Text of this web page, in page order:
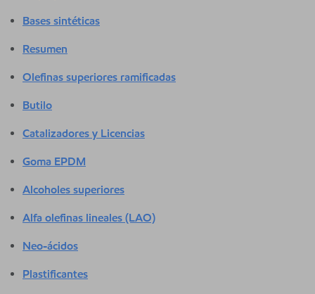
Bases sintéticas
Resumen
Olefinas superiores ramificadas
Butilo
Catalizadores y Licencias
Goma EPDM
Alcoholes superiores
Alfa olefinas lineales (LAO)
Neo-ácidos
Plastificantes